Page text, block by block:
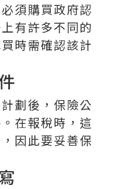
須購買政府認
有許多不同的
時需確認該計
劃後，保險公
在報稅時，這
因此要妥善保